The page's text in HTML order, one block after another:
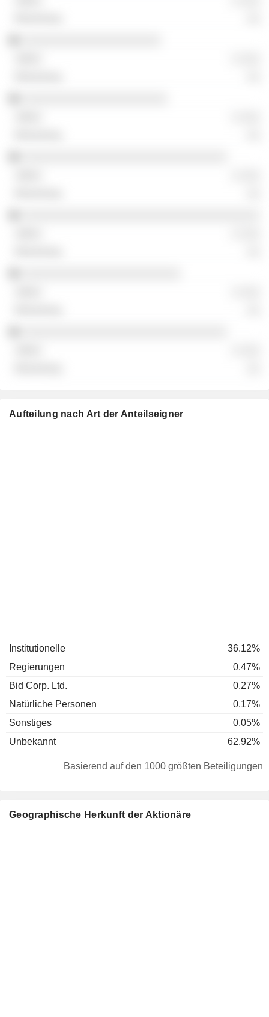
Aufteilung nach Art der Anteilseigner
Institutionelle
36.12%
Regierungen
0.47%
Bid Corp. Ltd.
0.27%
Natürliche Personen
0.17%
Sonstiges
0.05%
Unbekannt
62.92%
Basierend auf den 1000 größten Beteiligungen
Geographische Herkunft der Aktionäre